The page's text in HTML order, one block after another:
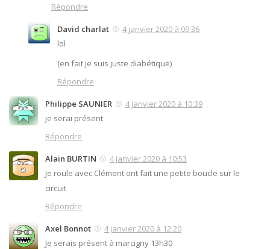
Répondre
David charlat
4 janvier 2020 à 09:36
lol
(en fait je suis juste diabétique)
Répondre
Philippe SAUNIER
4 janvier 2020 à 10:39
je serai présent
Répondre
Alain BURTIN
4 janvier 2020 à 10:53
Je roule avec Clément ont fait une petite boucle sur le
circuit
Répondre
Axel Bonnot
4 janvier 2020 à 12:20
Je serais présent à marcigny 13h30